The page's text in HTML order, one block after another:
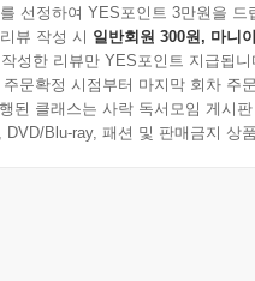
선정하여 YES포인트 3만원을 드
뷰 작성 시 일반회원 300원, 마니
성한 리뷰만 YES포인트 지급됩니
문확정 시점부터 마지막 회차 주
된 클래스는 사락 독서모임 게시
DVD/Blu-ray, 패션 및 판매금지 상